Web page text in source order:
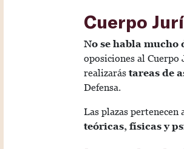
Cuerpo
No se habla mucho
oposiciones al
realizarás tareas de
Defensa.
Las plazas pertenecen
teóricas, físicas y